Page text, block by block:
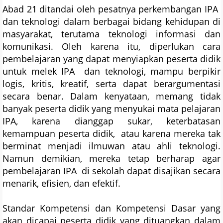
Abad 21 ditandai oleh pesatnya perkembangan IPA
dan teknologi dalam berbagai bidang kehidupan di
masyarakat, terutama teknologi informasi dan
komunikasi. Oleh karena itu, diperlukan cara
pembelajaran yang dapat menyiapkan peserta didik
untuk melek IPA dan teknologi, mampu berpikir
logis, kritis, kreatif, serta dapat berargumentasi
secara benar. Dalam kenyataan, memang tidak
banyak peserta didik yang menyukai mata pelajaran
IPA, karena dianggap sukar, keterbatasan
kemampuan peserta didik, atau karena mereka tak
berminat menjadi ilmuwan atau ahli teknologi.
Namun demikian, mereka tetap berharap agar
pembelajaran IPA di sekolah dapat disajikan secara
menarik, efisien, dan efektif.
Standar Kompetensi dan Kompetensi Dasar yang
akan dicapai peserta didik yang dituangkan dalam